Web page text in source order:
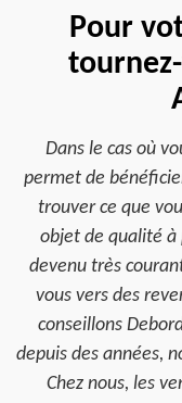
Pour
Dans le cas où
permet de
trouver ce que
objet de qualité à
devenu très
vous vers des
conseillons
depuis des années,
Chez nous, les